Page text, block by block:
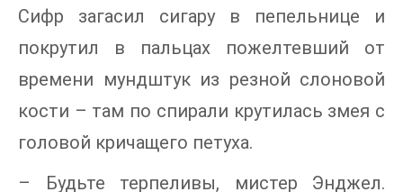
Сифр загасил сигару в пепельнице и
покрутил в пальцах пожелтевший от
времени мундштук из резной слоновой
кости – там по спирали крутилась змея с
головой кричащего петуха.
– Будьте терпеливы, мистер Энджел.